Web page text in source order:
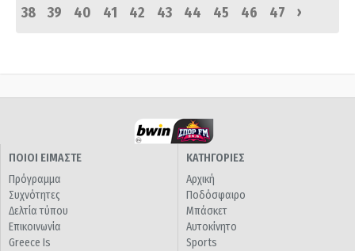
38
39 40 41 42 43 44 45 46 47 ›
ΠΟΙΟΙ ΕΙΜΑΣΤΕ
Πρόγραμμα
Συχνότητες
Δελτία τύπου
Επικοινωνία
Greece Is
ΚΑΤΗΓΟΡΙΕΣ
Αρχική
Ποδόσφαιρο
Μπάσκετ
Αυτοκίνητο
Sports